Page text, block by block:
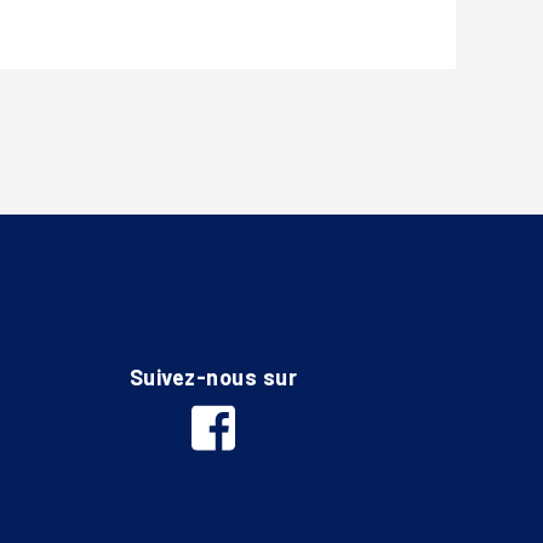
Suivez-nous sur
facebook